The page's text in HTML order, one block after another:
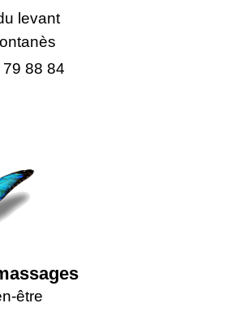
levant
88 84
être